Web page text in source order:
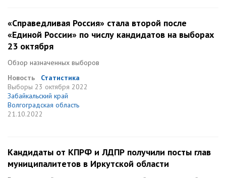
«Справедливая Россия» стала второй после
«Единой России» по числу кандидатов на выборах
23 октября
Обзор назначенных выборов
Новость
Статистика
Выборы 23 октября 2022
Забайкальский край
Волгоградская область
21.10.2022
Кандидаты от КПРФ и ЛДПР получили посты глав
муниципалитетов в Иркутской области